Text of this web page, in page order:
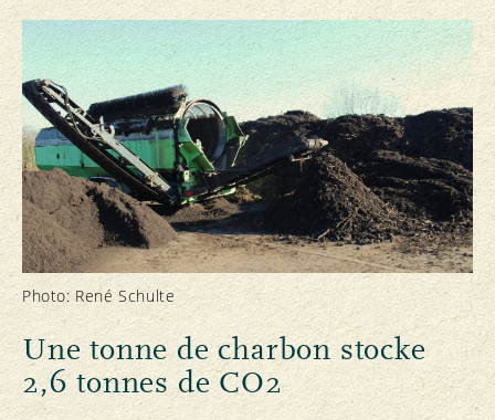
Photo: René Schulte
Une tonne de charbon stocke
2,6 tonnes de CO2